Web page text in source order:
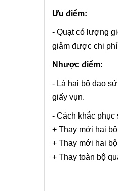
Ưu điểm:
- Quạt có lượng
giảm được chi
Nhược điểm:
- Là hai bộ dao
giấy vụn.
- Cách khắc phục
+ Thay mới hai
+ Thay mới hai
+ Thay toàn bộ